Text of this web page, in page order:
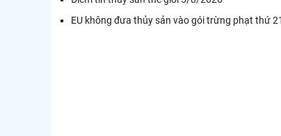
EU không đưa thủy sản vào gói trừng phạt thứ